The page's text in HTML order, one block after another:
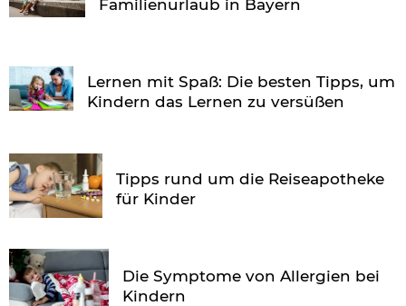
Familienurlaub in Bayern
Lernen mit Spaß: Die besten Tipps, um
Kindern das Lernen zu versüßen
Tipps rund um die Reiseapotheke
für Kinder
Die Symptome von Allergien bei
Kindern